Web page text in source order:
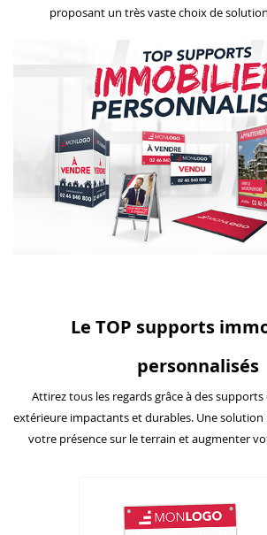
proposant un très vaste choix de
Le TOP supports
personnalisés
Attirez tous les regards grâce à des
extérieure impactants et durables. Une
votre présence sur le terrain et augmenter